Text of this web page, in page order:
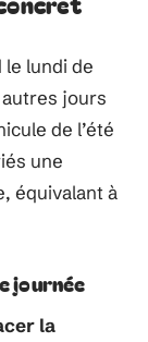
le lundi de
jours
de l’été
une
équivalant à
journée
la